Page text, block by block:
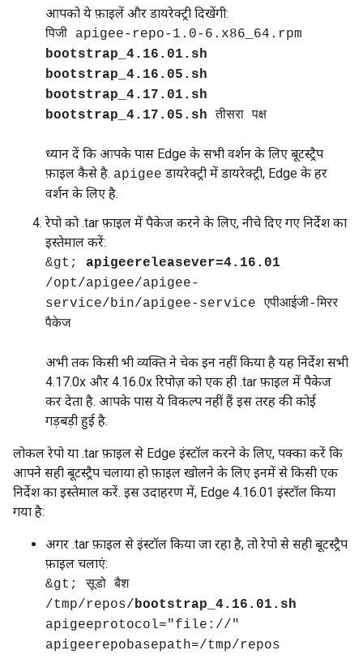
आपको ये फ़ाइलें और डायरेक्ट्री दिखेंगी:
पिजी apigee-repo-1.0-6.x86_64.rpm
bootstrap_4.16.01.sh
bootstrap_4.16.05.sh
bootstrap_4.17.01.sh
bootstrap_4.17.05.sh तीसरा पक्ष
ध्यान दें कि आपके पास Edge के सभी वर्शन के लिए बूटस्ट्रैप
फ़ाइल कैसे है. apigee डायरेक्ट्री में डायरेक्ट्री, Edge के हर
वर्शन के लिए है.
रेपो को .tar फ़ाइल में पैकेज करने के लिए, नीचे दिए गए निर्देश का
इस्तेमाल करें:
&gt; apigeereleasever=4.16.01
/opt/apigee/apigee-
service/bin/apigee-service एपीआईजी-मिरर
पैकेज
अभी तक किसी भी व्यक्ति ने चेक इन नहीं किया है यह निर्देश सभी
4.17.0x और 4.16.0x रिपोज़ को एक ही .tar फ़ाइल में पैकेज
कर देता है. आपके पास ये विकल्प नहीं हैं इस तरह की कोई
गड़बड़ी हुई है.
लोकल रेपो या .tar फ़ाइल से Edge इंस्टॉल करने के लिए, पक्का करें कि
आपने सही बूटस्ट्रैप चलाया हो फ़ाइल खोलने के लिए इनमें से किसी एक
निर्देश का इस्तेमाल करें. इस उदाहरण में, Edge 4.16.01 इंस्टॉल किया
गया है:
अगर .tar फ़ाइल से इंस्टॉल किया जा रहा है, तो रेपो से सही बूटस्ट्रैप
फ़ाइल चलाएं:
&gt; सूडो बैश
/tmp/repos/bootstrap_4.16.01.sh
apigeeprotocol="file://"
apigeerepobasepath=/tmp/repos